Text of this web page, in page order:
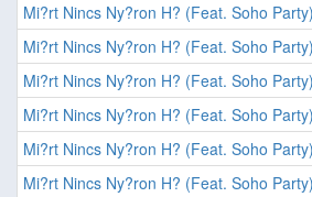
Mi?rt Nincs Ny?ron H? (Feat. Soho
Mi?rt Nincs Ny?ron H? (Feat. Soho
Mi?rt Nincs Ny?ron H? (Feat. Soho
Mi?rt Nincs Ny?ron H? (Feat. Soho
Mi?rt Nincs Ny?ron H? (Feat. Soho
Mi?rt Nincs Ny?ron H? (Feat. Soho